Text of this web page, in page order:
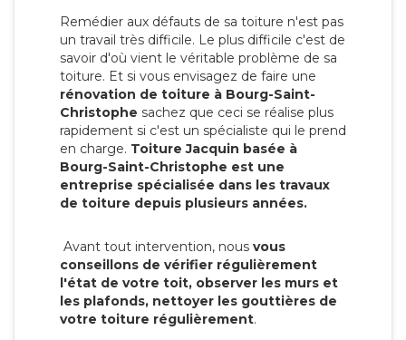
Remédier aux défauts de sa toiture n'est pas
un travail très difficile. Le plus difficile c'est de
savoir d'où vient le véritable problème de sa
toiture. Et si vous envisagez de faire une
rénovation de toiture à Bourg-Saint-
Christophe sachez que ceci se réalise plus
rapidement si c'est un spécialiste qui le prend
en charge. Toiture Jacquin basée à
Bourg-Saint-Christophe est une
entreprise spécialisée dans les travaux
de toiture depuis plusieurs années.
Avant tout intervention, nous vous
conseillons de vérifier régulièrement
l'état de votre toit, observer les murs et
les plafonds, nettoyer les gouttières de
votre toiture régulièrement.